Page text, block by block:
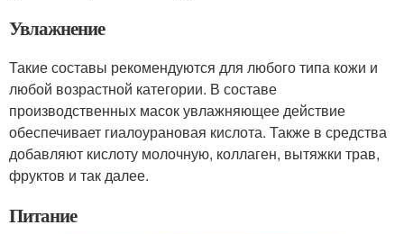
Увлажнение
Такие составы рекомендуются для любого типа кожи и
любой возрастной категории. В составе
производственных масок увлажняющее действие
обеспечивает гиалоурановая кислота. Также в средства
добавляют кислоту молочную, коллаген, вытяжки трав,
фруктов и так далее.
Питание